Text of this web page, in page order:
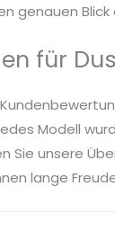
genauen
für
Modell
Sie unsere
lange